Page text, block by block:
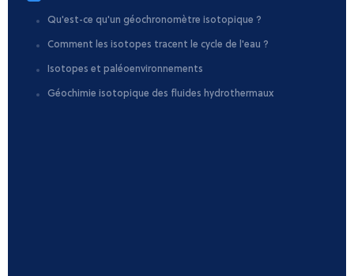
Qu'est-ce qu'un géochronomètre isotopique ?
Comment les isotopes tracent le cycle de l'eau ?
Isotopes et paléoenvironnements
Géochimie isotopique des fluides hydrothermaux